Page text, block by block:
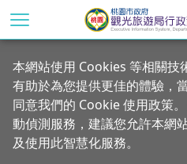
到
首頁 資訊公開 廉政服務專區
公務機密維護宣導：
員違反保密義務，洩
本網站使用 Cookies 等相關技
有助於為您提供更佳的體驗，
同意我們的 Cookie 使用政策
動偵測服務，建議您允許本網
及使用此智慧化服務。